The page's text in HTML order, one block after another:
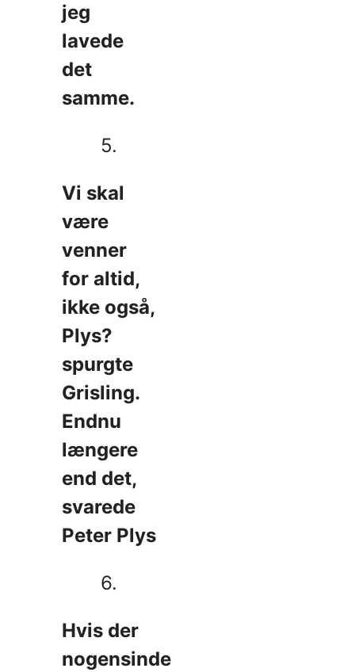
jeg
lavede
det
samme.
5.
Vi skal
være
venner
for altid,
ikke også,
Plys?
spurgte
Grisling.
Endnu
længere
end det,
svarede
Peter Plys
6.
Hvis der
nogensinde